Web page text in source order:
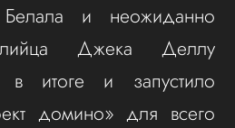
и неожиданно
Джека Деллу
итоге и запустило
домино» для всего